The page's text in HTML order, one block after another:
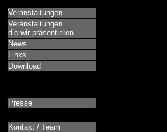
Veranstaltungen
Veranstaltungen
die wir präsentieren
News
Links
Download
Presse
Kontakt / Team